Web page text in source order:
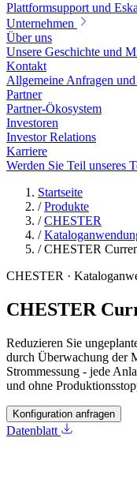
Plattformsupport und
Unternehmen
Über uns
Unsere Geschichte und
Kontakt
Allgemeine Anfragen und
Partner
Partner-Ökosystem
Investoren
Investor Relations
Karriere
Werden Sie Teil unseres
Startseite
/ Produkte
/ CHESTER
/
/ CHESTER
CHESTER ·
CHESTER
Reduzieren Sie
durch Überwachung der
Strommessung - jede
und ohne
Konfiguration anfragen
Datenblatt